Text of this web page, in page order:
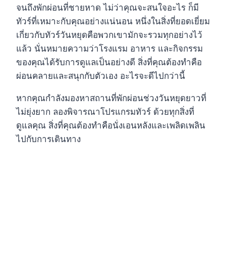
จนถึงพักผ่อนที่ชายหาด ไม่ว่าคุณจะสนใจอะไร ก็มี
ทัวร์ที่เหมาะกับคุณอย่างแน่นอน หนึ่งในสิ่งที่ยอดเยี่ยม
เกี่ยวกับทัวร์วันหยุดคือพวกเขามักจะรวมทุกอย่างไว้
แล้ว นั่นหมายความว่าโรงแรม อาหาร และกิจกรรม
ของคุณได้รับการดูแลเป็นอย่างดี สิ่งที่คุณต้องทำคือ
ผ่อนคลายและสนุกกับตัวเอง อะไรจะดีไปกว่านี้
หากคุณกำลังมองหาสถานที่พักผ่อนช่วงวันหยุดยาวที่
ไม่ยุ่งยาก ลองพิจารณาโปรแกรมทัวร์ ด้วยทุกสิ่งที่
ดูแลคุณ สิ่งที่คุณต้องทำคือนั่งเอนหลังและเพลิดเพลิน
ไปกับการเดินทาง